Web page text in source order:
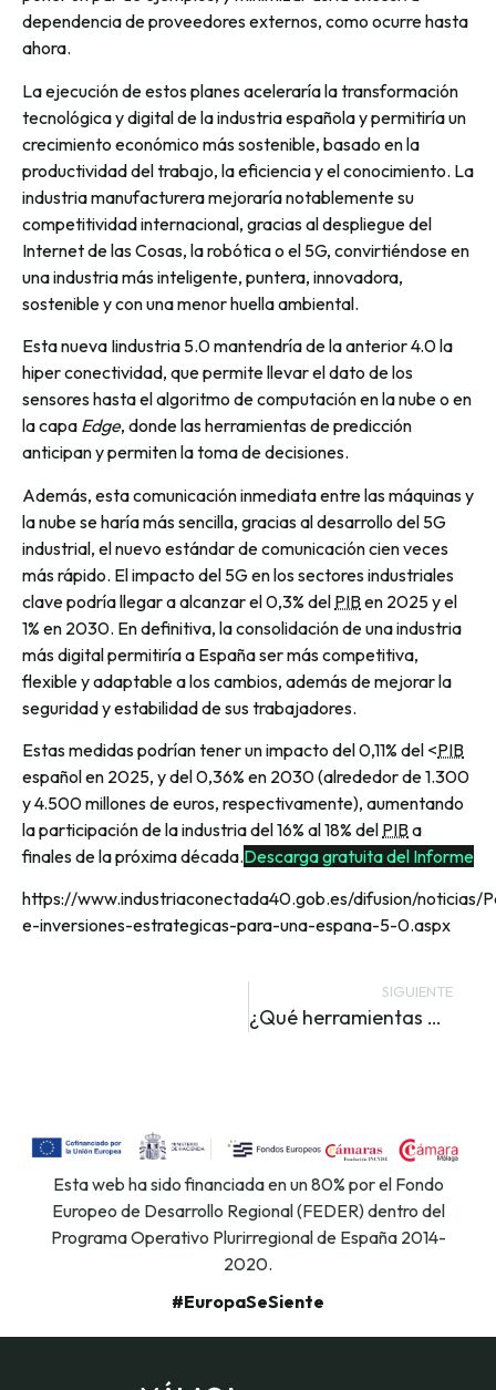
dependencia de proveedores externos, como ocurre hasta
ahora.
La ejecución de estos planes aceleraría la transformación
tecnológica y digital de la industria española y permitiría un
crecimiento económico más sostenible, basado en la
productividad del trabajo, la eficiencia y el conocimiento. La
industria manufacturera mejoraría notablemente su
competitividad internacional, gracias al despliegue del
Internet de las Cosas, la robótica o el 5G, convirtiéndose en
una industria más inteligente, puntera, innovadora,
sostenible y con una menor huella ambiental.
Esta nueva Iindustria 5.0 mantendría de la anterior 4.0 la
hiper conectividad, que permite llevar el dato de los
sensores hasta el algoritmo de computación en la nube o en
la capa Edge, donde las herramientas de predicción
anticipan y permiten la toma de decisiones.
Además, esta comunicación inmediata entre las máquinas y
la nube se haría más sencilla, gracias al desarrollo del 5G
industrial, el nuevo estándar de comunicación cien veces
más rápido. El impacto del 5G en los sectores industriales
clave podría llegar a alcanzar el 0,3% del PIBen 2025 y el
1% en 2030. En definitiva, la consolidación de una industria
más digital permitiría a España ser más competitiva,
flexible y adaptable a los cambios, además de mejorar la
seguridad y estabilidad de sus trabajadores.
Estas medidas podrían tener un impacto del 0,11% del <PIB
español en 2025, y del 0,36% en 2030 (alrededor de 1.300
y 4.500 millones de euros, respectivamente), aumentando
la participación de la industria del 16% al 18% del PIBa
finales de la próxima década.Descarga gratuita del Informe
https://www.industriaconectada40.gob.es/difusion/noticias/
e-inversiones-estrategicas-para-una-espana-5-0.aspx
SIGUIENTE
¿Qué herramientas de gestión necesita un autónomo?
Esta web ha sido financiada en un 80% por el Fondo
Europeo de Desarrollo Regional (FEDER) dentro del
Programa Operativo Plurirregional de España 2014-
2020.
#EuropaSeSiente